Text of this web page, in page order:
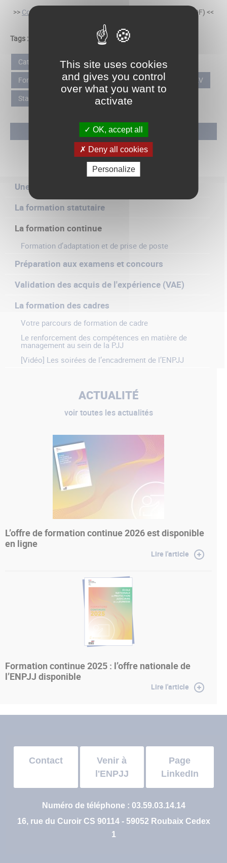
>> Consulter l'offre de formation continue 2026 (Version PDF) <<
Tags :
Catalogue de formation
Formation continue
Formation professionnelle tout au long de la vie
FPTLV
Stage
Haut de page
Une offre de formation diversifiée
La formation statutaire
La formation continue
Formation d’adaptation et de prise de poste
Préparation aux examens et concours
Validation des acquis de l'expérience (VAE)
La formation des cadres
Votre parcours de formation de cadre
Le renforcement des compétences en matière de
management au sein de la PJJ
[Vidéo] Les soirées de l’encadrement de l’ENPJJ
ACTUALITÉ
voir toutes les actualités
L’offre de formation continue 2026 est disponible
en ligne
Lire l'article
Formation continue 2025 : l’offre nationale de
l’ENPJJ disponible
Lire l'article
Contact
Venir à
l'ENPJJ
Page
LinkedIn
Numéro de téléphone : 03.59.03.14.14
16, rue du Curoir CS 90114 - 59052 Roubaix Cedex
1
This site uses cookies
and gives you control
over what you want to
activate
OK, accept all
Deny all cookies
Personalize